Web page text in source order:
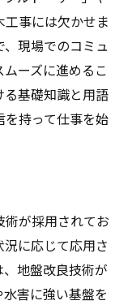
工事には欠かせま
現場でのコミュ
ーズに進めるこ
る基礎知識と用語
持って仕事を始
術が採用されてお
に応じて応用さ
地盤改良技術が
害に強い基盤を